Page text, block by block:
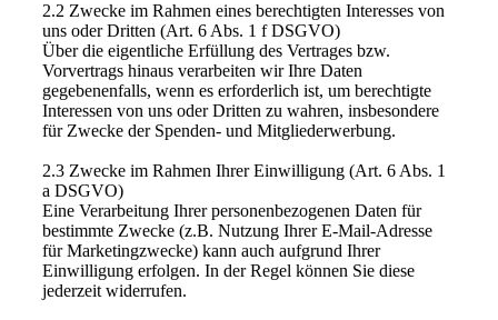
2.2 Zwecke im Rahmen eines berechtigten Interesses von
uns oder Dritten (Art. 6 Abs. 1 f DSGVO)
Über die eigentliche Erfüllung des Vertrages bzw.
Vorvertrags hinaus verarbeiten wir Ihre Daten
gegebenenfalls, wenn es erforderlich ist, um berechtigte
Interessen von uns oder Dritten zu wahren, insbesondere
für Zwecke der Spenden- und Mitgliederwerbung.
2.3 Zwecke im Rahmen Ihrer Einwilligung (Art. 6 Abs. 1
a DSGVO)
Eine Verarbeitung Ihrer personenbezogenen Daten für
bestimmte Zwecke (z.B. Nutzung Ihrer E-Mail-Adresse
für Marketingzwecke) kann auch aufgrund Ihrer
Einwilligung erfolgen. In der Regel können Sie diese
jederzeit widerrufen.